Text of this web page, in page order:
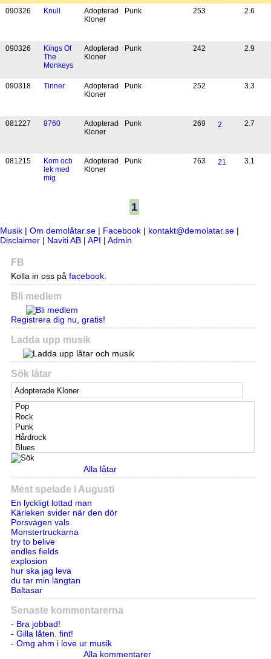
090326 Knull
Adopterade
Kloner
Punk 253 2.6
090326
Kings Of
The
Monkeys
Adopterade
Kloner
Punk 242 2.9
090318 Tinner
Adopterade
Kloner
Punk 252 3.3
081227 8760
Adopterade
Kloner
Punk 269 2 2.7
081215
Kom och
lek med
mig
Adopterade
Kloner
Punk 763 21 3.1
1
Musik | Om demolåtar.se | Facebook | kontakt@demolatar.se |
Disclaimer | Naviti AB | API | Admin
FB
Kolla in oss på facebook.
Bli medlem
Registrera dig nu, gratis!
Ladda upp musik
Sök låtar
Alla låtar
Mest spelade i Augusti
En lyckligt lottad man
Kärleken svider när den dör
Porsvägen vals
Monstertruckarna
try to belive
endles fields
explosion
hur ska jag leva
du tar min längtan
Baltasar
Senaste kommentarerna
- Bra jobbad!
- Gilla låten. fint!
- Omg ahm i love ur musik
Alla kommentarer